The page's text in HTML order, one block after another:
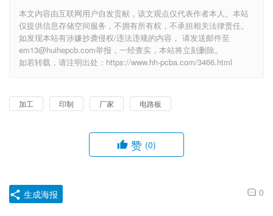
本文内容由互联网用户自发贡献，该文观点仅代表作者本人。本站
仅提供信息存储空间服务，不拥有所有权，不承担相关法律责任。
如发现本站有涉嫌抄袭侵权/违法违规的内容， 请发送邮件至
em13@huihepcb.com举报，一经查实，本站将立刻删除。
如若转载，请注明出处：https://www.hh-pcba.com/3466.html
加工 印制 厂家 电路板
赞 (0)
0
生成海报